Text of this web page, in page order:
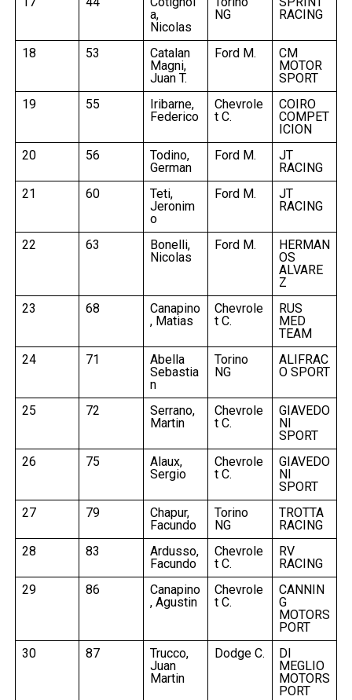
a,
Nicolas
NG
RACING
18 53
Catalan
Magni,
Juan T.
Ford M.
CM
MOTOR
SPORT
19
55
Iribarne,
Federico
Chevrole
t C.
COIRO
COMPET
ICION
20
56
Todino,
German
Ford M.
JT
RACING
21
60
Teti,
Jeronim
o
Ford M.
JT
RACING
22 63
Bonelli,
Nicolas
Ford M.
HERMAN
OS
ALVARE
Z
23
68
Canapino
, Matias
Chevrole
t C.
RUS
MED
TEAM
24
71
Abella
Sebastia
n
Torino
NG
ALIFRAC
O SPORT
25 72
Serrano,
Martin
Chevrole
t C.
GIAVEDO
NI
SPORT
26
75
Alaux,
Sergio
Chevrole
t C.
GIAVEDO
NI
SPORT
27
79
Chapur,
Facundo
Torino
NG
TROTTA
RACING
28
83
Ardusso,
Facundo
Chevrole
t C.
RV
RACING
29
86
Canapino
, Agustin
Chevrole
t C.
CANNIN
G
MOTORS
PORT
30
87
Trucco,
Juan
Martin
Dodge C.
DI
MEGLIO
MOTORS
PORT